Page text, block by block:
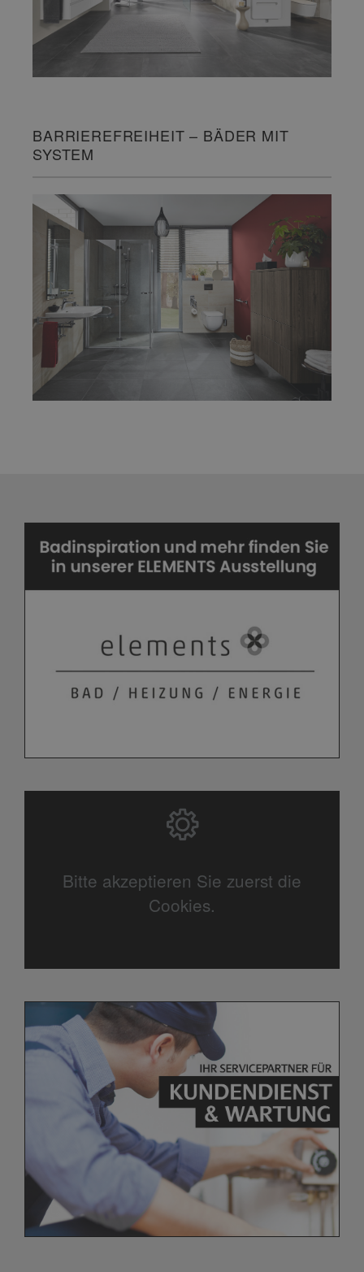
BARRIEREFREIHEIT – BÄDER MIT
SYSTEM
Bitte akzeptieren Sie zuerst die
Cookies.